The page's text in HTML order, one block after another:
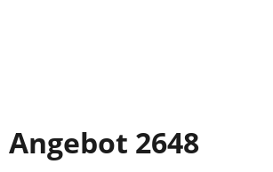
Angebot 2648